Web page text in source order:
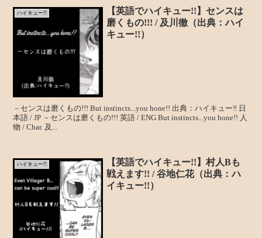
ハイキュー!!
【英語でハイキュー!!】センスは
磨くもの!!! / 及川徹（出典：ハイ
キュー!!）
－センスは磨くもの!!! But instincts...you hone!! 出典：ハイキュー‼ 日
本語 / JP －センスは磨くもの!!! 英語 / ENG But instincts...you hone!! 人
物 / Char. 及...
ハイキュー!!
【英語でハイキュー!!】村人Bも
戦えます!! / 谷地仁花（出典：ハ
イキュー!!）